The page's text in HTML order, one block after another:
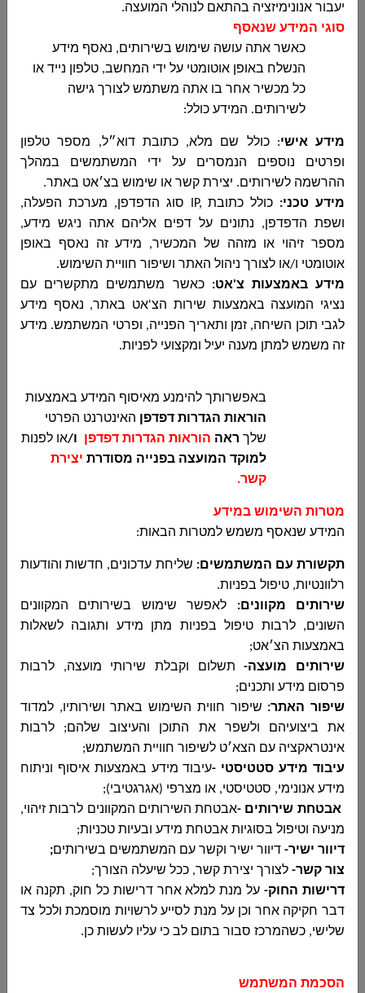
تركيز الربع الثاني
للمقبوضات
والمدفوعات
للميزانية الغير
عادية - תברים -
اضغطوا هنا
تقرير مراقب
المجلس المحلي
لسنة 2022 -
נתוני תקציב
اضغطوا هنا اضغطوا هنا
تقرير مراقب
المجلس المحلي
لسنة 2022 -
גבייה
اضغطوا هنا اضغطوا هنا
التقرير المالي اضغطوا هنا
تقرير مالي نصف اضغطوا هنا
تقرير مالي
مفصل لسنة
اضغطوا هنا
تقرير مالي
مفصل لسنة
2020 - تقرير
للمواطن
اضغطوا هنا
تقرير مالي
مفصل لسنة
2019
ميزانية 2021
موافق عليها من
الداخلية
اضغطوا هنا
דוחות כספיים
ביניים לשנת
2020 – רבעון 2
– 2020
اضغطوا هنا
יעבור אנונימיזציה בהתאם לנוהלי המועצה.
סוגי המידע שנאסף
כאשר אתה עושה שימוש בשירותים, נאסף מידע
הנשלח באופן אוטומטי על ידי המחשב, טלפון נייד או
כל מכשיר אחר בו אתה משתמש לצורך גישה
לשירותים. המידע כולל:
מידע אישי: כולל שם מלא, כתובת דוא״ל, מספר טלפון
ופרטים נוספים
הנמסרים על ידי המשתמשים במהלך
ההרשמה לשירותים. יצירת קשר או שימוש בצ׳אט באתר.
מידע טכני: כולל כתובתIP, סוג הדפדפן, מערכת הפעלה,
ושפת הדפדפן, נתונים על דפים אליהם אתה ניגש מידע,
מספר זיהוי או מזהה של המכשיר, מידע זה נאסף באופן
אוטומטי ו/או לצורך ניהול האתר ושיפור חוויית השימוש.
מידע באמצעות צ'אט: כאשר משתמשים מתקשרים עם
נציגי המועצה באמצעות שירות הצ'אט באתר, נאסף מידע
לגבי תוכן השיחה, זמן ותאריך הפנייה, ופרטי המשתמש. מידע
זה משמש למתן מענה יעיל ומקצועי לפניות.
באפשרותך להימנע מאיסוף המידע באמצעות
הוראות הגדרות דפדפן האינטרנט הפרטי
שלך ראה הוראות הגדרות דפדפן ו/או לפנות
למוקד המועצה בפנייה מסודרת יצירת
קשר.
מטרות השימוש במידע
המידע שנאסף משמש למטרות הבאות:
תקשורת עם המשתמשים: שליחת עדכונים, חדשות והודעות
רלוונטיות, טיפול בפניות.
שירותים מקוונים: לאפשר שימוש בשירותים המקוונים
השונים, לרבות טיפול בפניות מתן מידע ותגובה לשאלות
באמצעות הצ׳אט;
שירותים מועצה- תשלום וקבלת שירותי מועצה, לרבות
פרסום מידע ותכנים;
שיפור האתר: שיפור חווית השימוש באתר ושירותיו, למדוד
את ביצועיהם ולשפר את התוכן והעיצוב שלהם; לרבות
אינטראקציה עם הצא׳ט לשיפור חוויית המשתמש;
עיבוד מידע סטטיסטי -עיבוד מידע באמצעות איסוף וניתוח
מידע אנונימי, סטטיסטי, או מצרפי (אגרגטיבי);
אבטחת שירותים -אבטחת השירותים המקוונים לרבות זיהוי,
מניעה וטיפול בסוגיות אבטחת מידע ובעיות טכניות;
דיוור ישיר- דיוור ישיר וקשר עם המשתמשים בשירותים;
צור קשר- לצורך יצירת קשר, ככל שיעלה הצורך;
דרישות החוק- על מנת למלא אחר דרישות כל חוק, תקנה או
דבר חקיקה אחר וכן על מנת לסייע לרשויות מוסמכת ולכל צד
שלישי, כשהמרכז סבור בתום לב כי עליו לעשות כן.
הסכמת המשתמש